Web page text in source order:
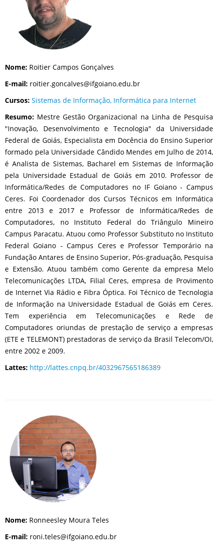
Nome: Roitier Campos Gonçalves
E-mail: roitier.goncalves@ifgoiano.edu.br
Cursos: Sistemas de Informação, Informática para Internet
Resumo: Mestre Gestão Organizacional na Linha de Pesquisa
"Inovação, Desenvolvimento e Tecnologia" da Universidade
Federal de Goiás, Especialista em Docência do Ensino Superior
formado pela Universidade Cândido Mendes em Julho de 2014,
é Analista de Sistemas, Bacharel em Sistemas de Informação
pela Universidade Estadual de Goiás em 2010. Professor de
Informática/Redes de Computadores no IF Goiano - Campus
Ceres. Foi Coordenador dos Cursos Técnicos em Informática
entre 2013 e 2017 e Professor de Informática/Redes de
Computadores, no Instituto Federal do Triângulo Mineiro
Campus Paracatu. Atuou como Professor Substituto no Instituto
Federal Goiano - Campus Ceres e Professor Temporário na
Fundação Antares de Ensino Superior, Pós-graduação, Pesquisa
e Extensão. Atuou também como Gerente da empresa Melo
Telecomunicações LTDA, Filial Ceres, empresa de Provimento
de Internet Via Rádio e Fibra Óptica. Foi Técnico de Tecnologia
de Informação na Universidade Estadual de Goiás em Ceres.
Tem experiência em Telecomunicações e Rede de
Computadores oriundas de prestação de serviço a empresas
(ETE e TELEMONT) prestadoras de serviço da Brasil Telecom/OI,
entre 2002 e 2009.
Lattes: http://lattes.cnpq.br/4032967565186389
Nome: Ronneesley Moura Teles
E-mail: roni.teles@ifgoiano.edu.br